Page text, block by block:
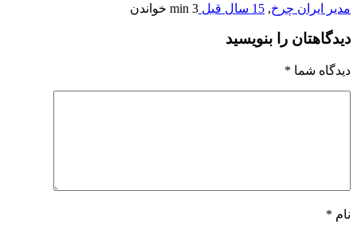
مدیر ایران چرخ, 15 سال قبل 3 min خواندن
دیدگاهتان را بنویسید
دیدگاه شما *
نام *